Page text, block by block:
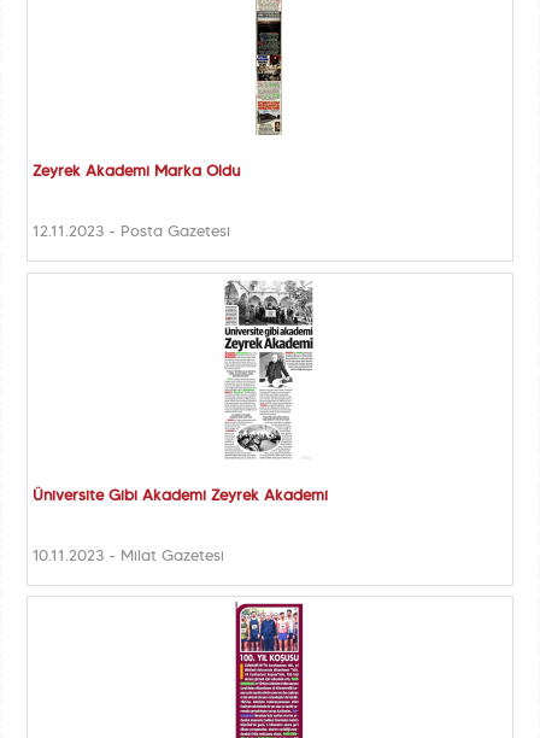
Zeyrek Akademi Marka Oldu
12.11.2023 - Posta Gazetesi
Üniversite Gibi Akademi Zeyrek Akademi
10.11.2023 - Milat Gazetesi